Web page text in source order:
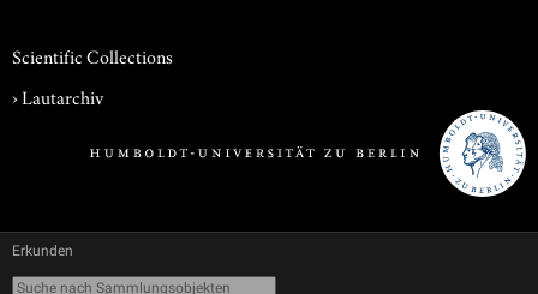
Scientific Collections
›Lautarchiv
Erkunden